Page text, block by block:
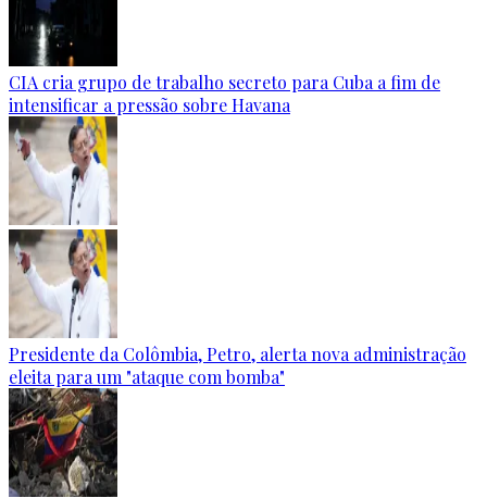
CIA cria grupo de trabalho secreto para Cuba a fim de
intensificar a pressão sobre Havana
Presidente da Colômbia, Petro, alerta nova administração
eleita para um "ataque com bomba"